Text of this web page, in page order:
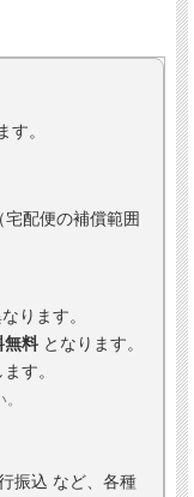
す。
配便の補償範囲
ります。
無料 となります。
す。
振込 など、各種